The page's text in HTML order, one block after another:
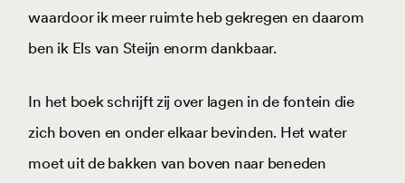
waardoor ik meer ruimte heb gekregen en daarom
ben ik Els van Steijn enorm dankbaar.
In het boek schrijft zij over lagen in de fontein die
zich boven en onder elkaar bevinden. Het water
moet uit de bakken van boven naar beneden